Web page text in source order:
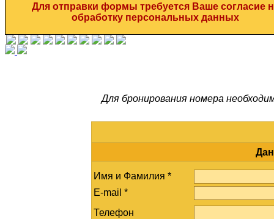
Для отправки формы требуется Ваше согласие
обработку персональных данных
Для бронирования номера
Имя и Фамилия *
E-mail *
Телефон